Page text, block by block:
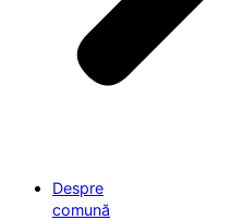
Despre
comună